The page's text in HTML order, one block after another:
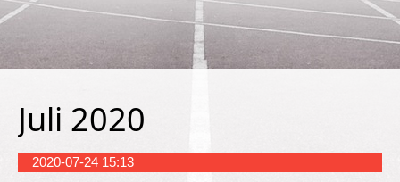
Juli 2020
2020-07-24 15:13